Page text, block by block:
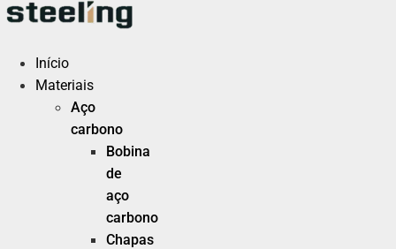
Ir
conteúdo
Início
Materiais
Aço
carbono
Bobina
de
aço
carbono
Chapas